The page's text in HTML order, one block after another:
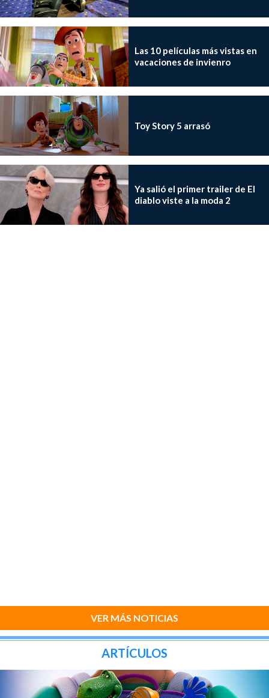
Las 10 películas más vistas en
vacaciones de invienro
Toy Story 5 arrasó
Ya salió el primer trailer de El
diablo viste a la moda 2
VER MÁS NOTICIAS
ARTÍCULOS